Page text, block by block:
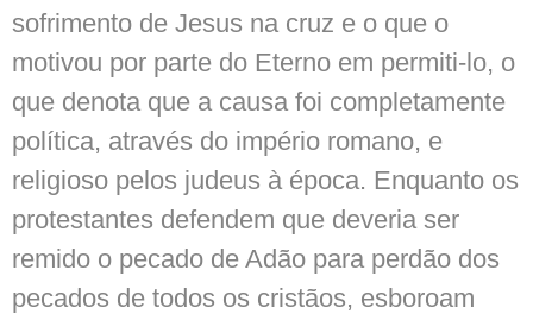
sofrimento de Jesus na cruz e o que o
motivou por parte do Eterno em permiti-lo, o
que denota que a causa foi completamente
política, através do império romano, e
religioso pelos judeus à época. Enquanto os
protestantes defendem que deveria ser
remido o pecado de Adão para perdão dos
pecados de todos os cristãos, esboroam